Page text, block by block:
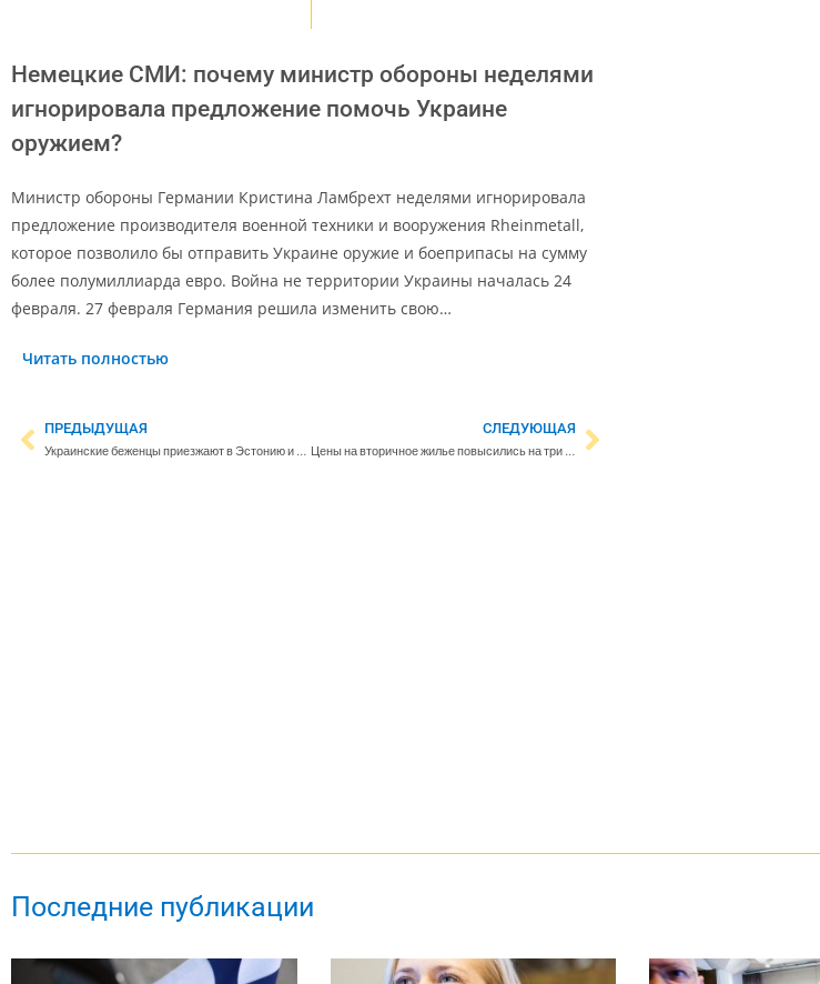
Немецкие СМИ: почему министр обороны неделями
игнорировала предложение помочь Украине
оружием?
Министр обороны Германии Кристина Ламбрехт неделями игнорировала
предложение производителя военной техники и вооружения Rheinmetall,
которое позволило бы отправить Украине оружие и боеприпасы на сумму
более полумиллиарда евро. Война не территории Украины началась 24
февраля. 27 февраля Германия решила изменить свою…
Читать полностью
ПРЕДЫДУЩАЯ
Украинские беженцы приезжают в Эстонию и на автобусах из России
СЛЕДУЮЩАЯ
Цены на вторичное жилье повысились на три процента
Последние публикации